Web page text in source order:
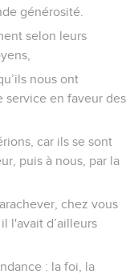
générosité.
selon leurs
nous ont
service en faveur des
car ils se sont
puis à nous, par la
chez vous
l'avait d’ailleurs
: la foi, la